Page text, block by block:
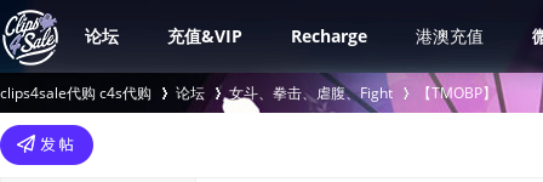
论坛 充值&VIP Recharge 港澳充值
clips4sale代购 c4s代购 论坛 女斗、拳击、虐腹、Fight 【TMOBP】